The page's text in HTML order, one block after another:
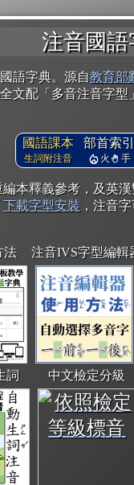
注音國
語字典。源自教育部
文配「多音注音字
國語課本
生詞附注音
部首索引
火 手
編本釋義參考，及英
下載字型安裝 ，注音
法 注音IVS字型編輯
詞 中文檢定分級